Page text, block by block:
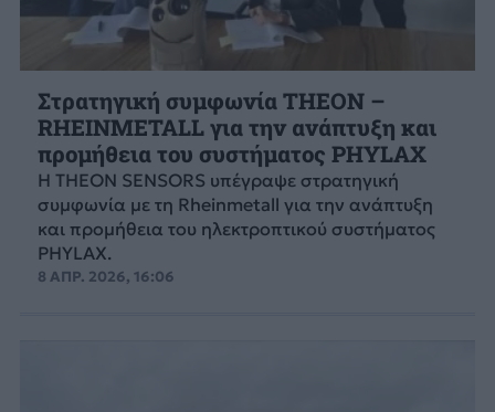
Στρατηγική συμφωνία THEON –
RHEINMETALL για την ανάπτυξη και
προμήθεια του συστήματος PHYLAX
Η THEON SENSORS υπέγραψε στρατηγική
συμφωνία με τη Rheinmetall για την ανάπτυξη
και προμήθεια του ηλεκτροπτικού συστήματος
PHYLAX.
8 ΑΠΡ. 2026, 16:06